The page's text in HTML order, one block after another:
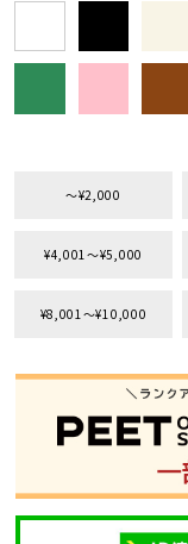
〜¥2,000
¥4,001〜¥5,000
¥8,001〜¥10,000